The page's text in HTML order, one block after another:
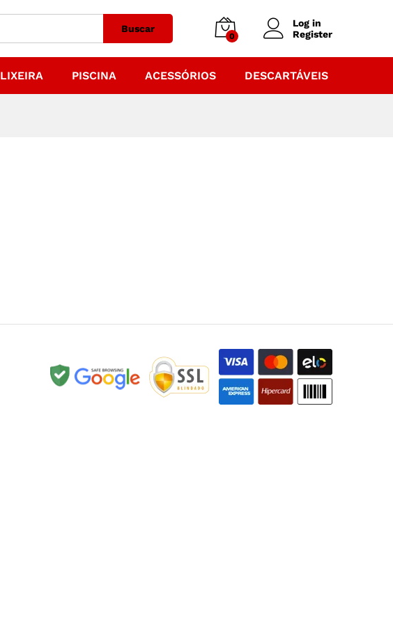
Buscar
0
Log in
Register
LIXEIRA PISCINA ACESSÓRIOS DESCARTÁVEIS